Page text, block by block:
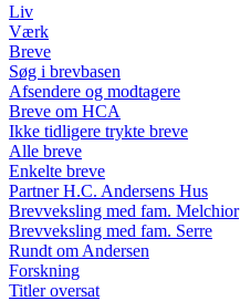
Liv
Værk
Breve
Søg i brevbasen
Afsendere og modtagere
Breve om HCA
Ikke tidligere trykte breve
Alle breve
Enkelte breve
Partner H.C. Andersens Hus
Brevveksling med fam. Melchior
Brevveksling med fam. Serre
Rundt om Andersen
Forskning
Titler oversat